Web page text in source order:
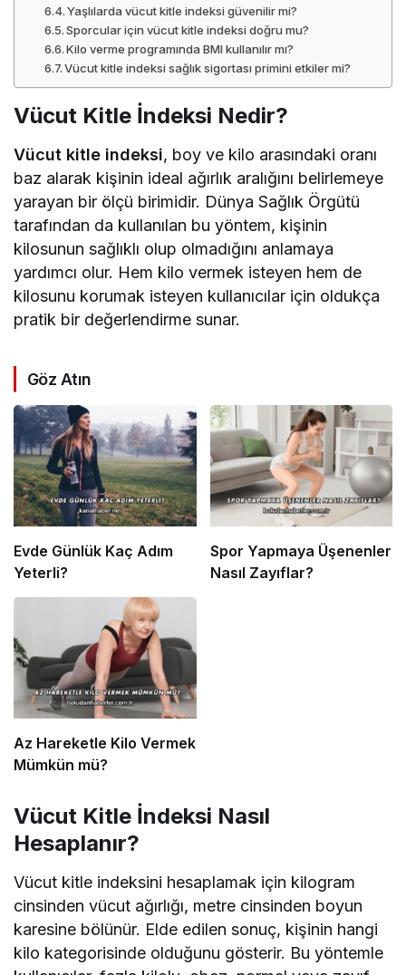
Yaşlılarda vücut kitle indeksi güvenilir mi?
Sporcular için vücut kitle indeksi doğru mu?
Kilo verme programında BMI kullanılır mı?
Vücut kitle indeksi sağlık sigortası primini etkiler mi?
Vücut Kitle İndeksi Nedir?
Vücut kitle indeksi, boy ve kilo arasındaki oranı
baz alarak kişinin ideal ağırlık aralığını belirlemeye
yarayan bir ölçü birimidir. Dünya Sağlık Örgütü
tarafından da kullanılan bu yöntem, kişinin
kilosunun sağlıklı olup olmadığını anlamaya
yardımcı olur. Hem kilo vermek isteyen hem de
kilosunu korumak isteyen kullanıcılar için oldukça
pratik bir değerlendirme sunar.
Göz Atın
Evde Günlük Kaç Adım
Yeterli?
Spor Yapmaya Üşenenler
Nasıl Zayıflar?
Az Hareketle Kilo Vermek
Mümkün mü?
Vücut Kitle İndeksi Nasıl
Hesaplanır?
Vücut kitle indeksini hesaplamak için kilogram
cinsinden vücut ağırlığı, metre cinsinden boyun
karesine bölünür. Elde edilen sonuç, kişinin hangi
kilo kategorisinde olduğunu gösterir. Bu yöntemle